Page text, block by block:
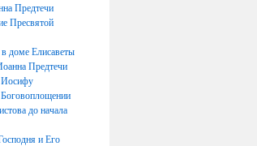
Предтечи
Пресвятой
доме Елисаветы
Предтечи
Иосифу
до начала
и Его